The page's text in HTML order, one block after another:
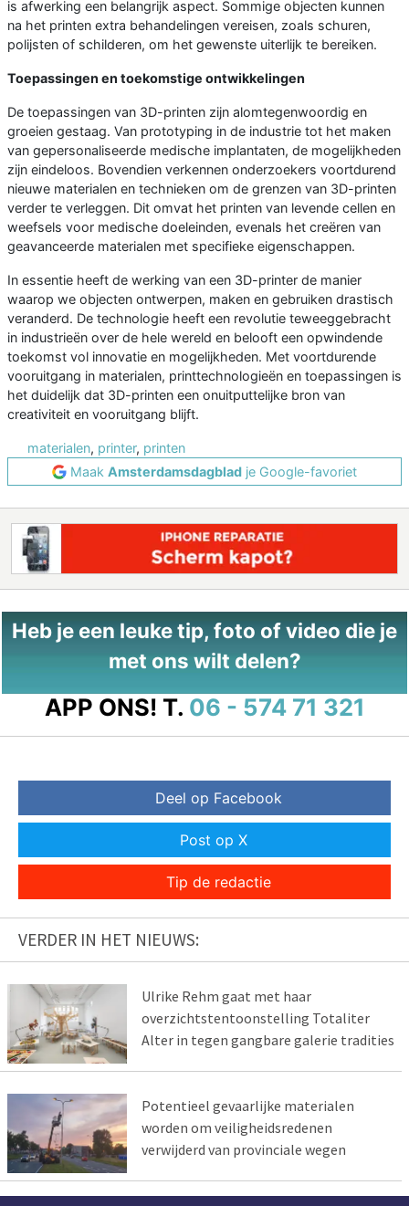
is afwerking een belangrijk aspect. Sommige objecten kunnen
na het printen extra behandelingen vereisen, zoals schuren,
polijsten of schilderen, om het gewenste uiterlijk te bereiken.
Toepassingen en toekomstige ontwikkelingen
De toepassingen van 3D-printen zijn alomtegenwoordig en
groeien gestaag. Van prototyping in de industrie tot het maken
van gepersonaliseerde medische implantaten, de mogelijkheden
zijn eindeloos. Bovendien verkennen onderzoekers voortdurend
nieuwe materialen en technieken om de grenzen van 3D-printen
verder te verleggen. Dit omvat het printen van levende cellen en
weefsels voor medische doeleinden, evenals het creëren van
geavanceerde materialen met specifieke eigenschappen.
In essentie heeft de werking van een 3D-printer de manier
waarop we objecten ontwerpen, maken en gebruiken drastisch
veranderd. De technologie heeft een revolutie teweeggebracht
in industrieën over de hele wereld en belooft een opwindende
toekomst vol innovatie en mogelijkheden. Met voortdurende
vooruitgang in materialen, printtechnologieën en toepassingen is
het duidelijk dat 3D-printen een onuitputtelijke bron van
creativiteit en vooruitgang blijft.
materialen, printer, printen
Maak Amsterdamsdagblad je Google-favoriet
Heb je een leuke tip, foto of video die je
met ons wilt delen?
APP ONS! T. 06 - 574 71 321
Deel op Facebook
Post op X
Tip de redactie
VERDER IN HET NIEUWS:
Ulrike Rehm gaat met haar
overzichtstentoonstelling Totaliter
Alter in tegen gangbare galerie tradities
Potentieel gevaarlijke materialen
worden om veiligheidsredenen
verwijderd van provinciale wegen